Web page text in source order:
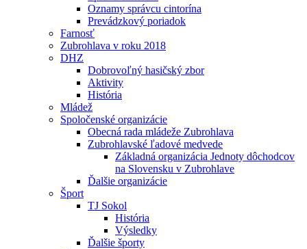
Oznamy správcu cintorína
Prevádzkový poriadok
Farnosť
Zubrohlava v roku 2018
DHZ
Dobrovoľný hasičský zbor
Aktivity
História
Mládež
Spoločenské organizácie
Obecná rada mládeže Zubrohlava
Zubrohlavské ľadové medvede
Základná organizácia Jednoty dôchodcov
na Slovensku v Zubrohlave
Ďalšie organizácie
Šport
TJ Sokol
História
Výsledky
Ďalšie športy